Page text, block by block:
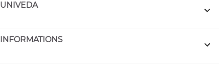
UNIVEDA 
INFORMATIONS 